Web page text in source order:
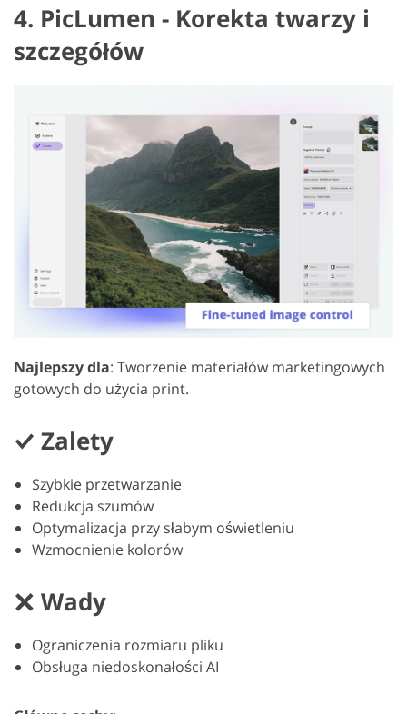
4. PicLumen - Korekta twarzy i
szczegółów
Najlepszy dla: Tworzenie materiałów marketingowych
gotowych do użycia print.
Zalety
Szybkie przetwarzanie
Redukcja szumów
Optymalizacja przy słabym oświetleniu
Wzmocnienie kolorów
Wady
Ograniczenia rozmiaru pliku
Obsługa niedoskonałości AI